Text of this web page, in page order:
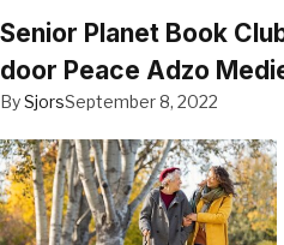
Senior Planet Book
door Peace Adzo
BySjorsSeptember 8, 2022